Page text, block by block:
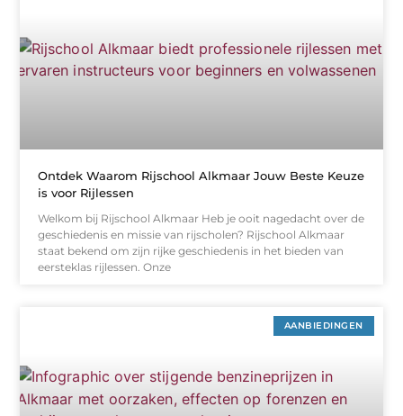
Ontdek Waarom Rijschool Alkmaar Jouw Beste Keuze
is voor Rijlessen
Welkom bij Rijschool Alkmaar Heb je ooit nagedacht over de
geschiedenis en missie van rijscholen? Rijschool Alkmaar
staat bekend om zijn rijke geschiedenis in het bieden van
eersteklas rijlessen. Onze
AANBIEDINGEN